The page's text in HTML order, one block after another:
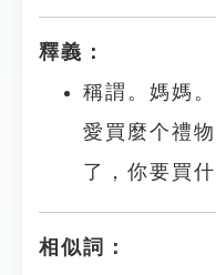
釋義：
稱謂。媽媽
愛買麼个禮
了，你要買
相似詞：